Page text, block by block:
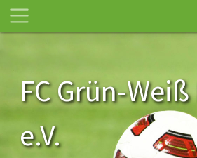
FC Grün-
e.V.